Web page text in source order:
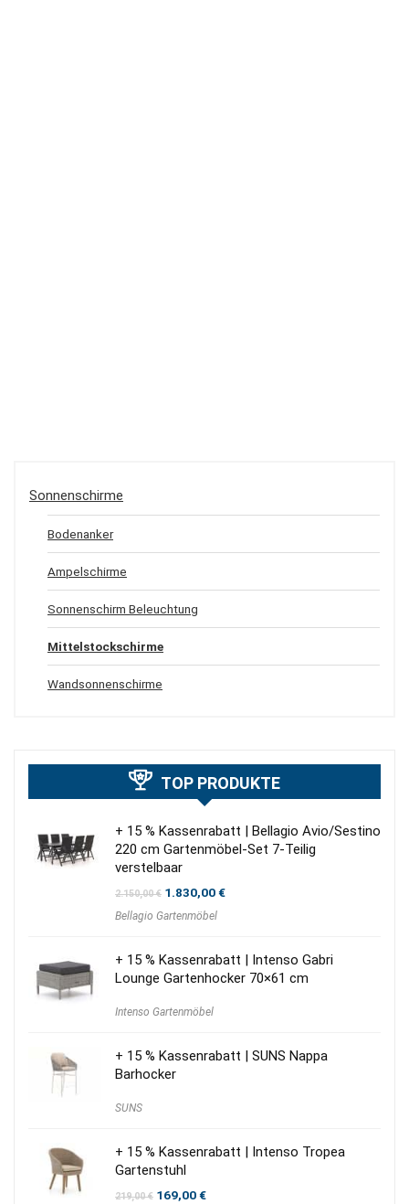
Sonnenschirme
Bodenanker
Ampelschirme
Sonnenschirm Beleuchtung
Mittelstockschirme
Wandsonnenschirme
TOP PRODUKTE
+ 15 % Kassenrabatt | Bellagio Avio/Sestino
220 cm Gartenmöbel-Set 7-Teilig
verstelbaar
2.150,00€ Ursprünglicher
war:
1.830,00€Aktueller
Bellagio Gartenmöbel
+ 15 % Kassenrabatt | Intenso Gabri
Lounge Gartenhocker 70×61 cm
Intenso Gartenmöbel
+ 15 % Kassenrabatt | SUNS Nappa
Barhocker
SUNS
+ 15 % Kassenrabatt | Intenso Tropea
Gartenstuhl
219,00€ Ursprünglicher
169,00€Aktueller